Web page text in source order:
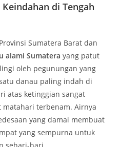
di Tengah
Sumatera Barat dan
alami Sumatera yang patut
oleh pegunungan yang
danau paling indah di
atas ketinggian sangat
matahari terbenam. Airnya
yang damai membuat
yang sempurna untuk